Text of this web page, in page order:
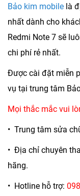
Bảo kim mobile là
nhất dành cho
Redmi Note 7 sẽ
chi phí rẻ nhất.
Được cài đặt miễn
vụ tại trung tâm
Mọi thắc mắc vui
• Trung tâm sửa
• Địa chỉ chuyên
hãng.
• Hotline hỗ trợ: